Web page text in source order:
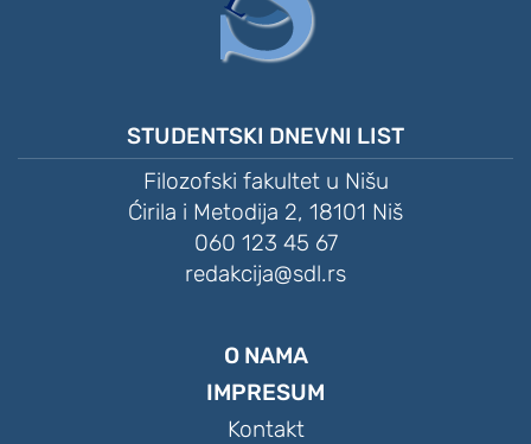
STUDENTSKI DNEVNI LIST
Filozofski fakultet u Nišu
Ćirila i Metodija 2, 18101 Niš
060 123 45 67
redakcija@sdl.rs
O NAMA
IMPRESUM
Kontakt